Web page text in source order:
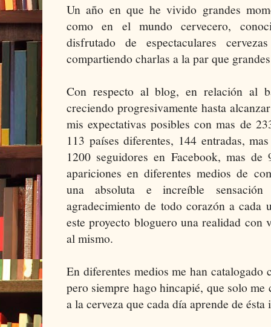
Un año en que he vivido grandes
como en el mundo cervecero,
disfrutado de espectaculares
compartiendo charlas a la par que
Con respecto al blog, en relación al
creciendo progresivamente hasta
mis expectativas posibles con mas de
113 países diferentes, 144 entradas,
1200 seguidores en Facebook, mas
apariciones en diferentes medios de
una absoluta e increíble
agradecimiento de todo corazón a cada
este proyecto bloguero una realidad con
al mismo.
En diferentes medios me han
pero siempre hago hincapié, que solo
a la cerveza que cada día aprende de